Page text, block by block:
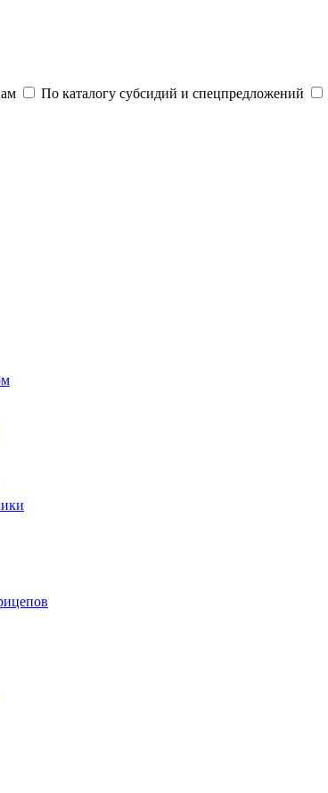
По каталогу субсидий и спецпредложений